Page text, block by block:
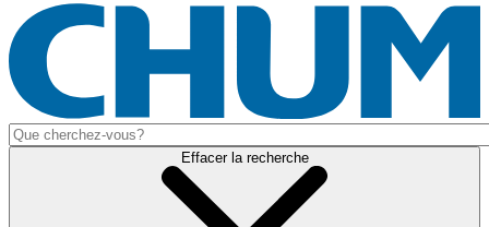
Effacer la recherche